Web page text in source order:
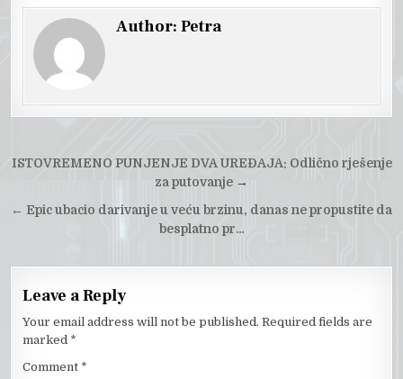
Author:Petra
Post
navigation
ISTOVREMENO PUNJENJE DVA UREĐAJA: Odlično rješenje
za putovanje →
← Epic ubacio darivanje u veću brzinu, danas ne propustite da
besplatno pr…
Leave a Reply
Your email address will not be published. Required fields are
marked *
Comment *